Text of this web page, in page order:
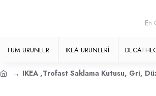
En
TÜM ÜRÜNLER IKEA ÜRÜNLERI
IKEA ,Trofast Saklama Kutusu, Gri,